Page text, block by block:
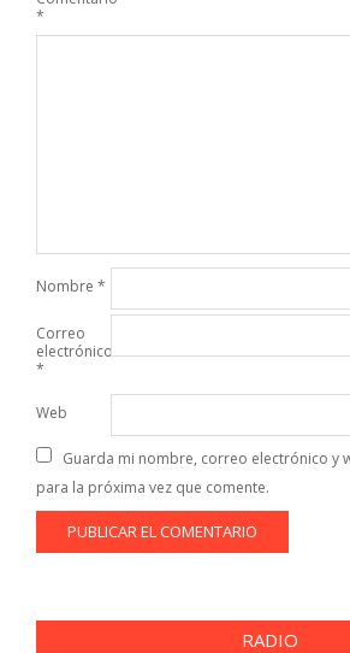
*
Nombre *
Correo
electrónico
*
Web
Guarda mi nombre, correo electrónico y
para la próxima vez que comente.
RADIO